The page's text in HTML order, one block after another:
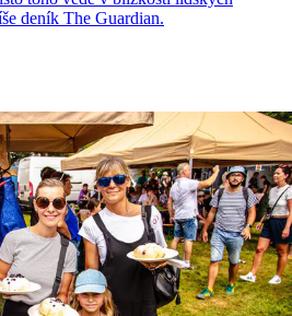
deník The Guardian.